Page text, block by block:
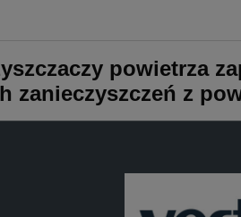
powietrza
zanieczyszczeń z